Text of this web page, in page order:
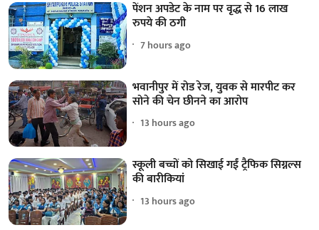
पेंशन अपडेट के नाम पर वृद्ध से 16 लाख
रुपये की ठगी
7 hours ago
भवानीपुर में रोड रेज, युवक से मारपीट कर
सोने की चेन छीनने का आरोप
13 hours ago
स्कूली बच्चों को सिखाई गईं ट्रैफिक सिग्नल्स
की बारीकियां
13 hours ago